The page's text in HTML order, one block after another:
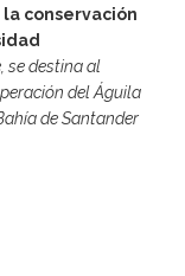
conservación
se destina al
del Águila
de Santander